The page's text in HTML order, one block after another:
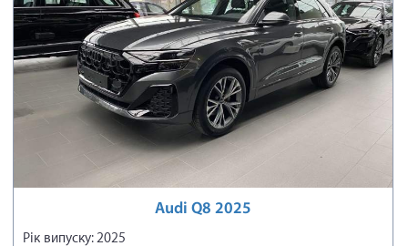
Audi Q8 2025
Рік випуску: 2025